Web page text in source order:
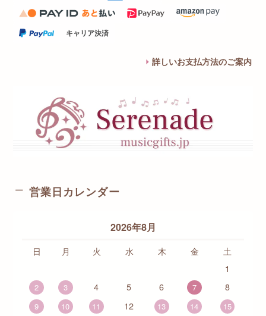
キャリア決済
詳しいお支払方法のご案内
営業日カレンダー
2026年8月
日 月 火 水 木 金
土
1
2 3 4 5 6 7 8
9 10 11 12 13 14
15